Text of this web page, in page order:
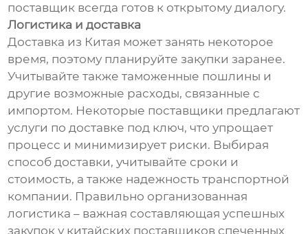
поставщик всегда готов к открытому диалогу.
Логистика и доставка
Доставка из Китая может занять некоторое
время, поэтому планируйте закупки заранее.
Учитывайте также таможенные пошлины и
другие возможные расходы, связанные с
импортом. Некоторые поставщики предлагают
услуги по доставке под ключ, что упрощает
процесс и минимизирует риски. Выбирая
способ доставки, учитывайте сроки и
стоимость, а также надежность транспортной
компании. Правильно организованная
логистика – важная составляющая успешных
закупок у китайских поставщиков спеченных